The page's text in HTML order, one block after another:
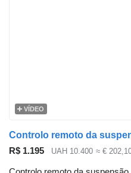
VÍDEO
R$ 1.195 UAH 10.400 ≈ €